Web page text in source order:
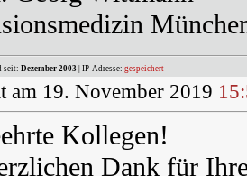
seit: Dezember 2003 | IP-Adresse: gespeichert
am 19. November 2019
Kollegen!
Dank für